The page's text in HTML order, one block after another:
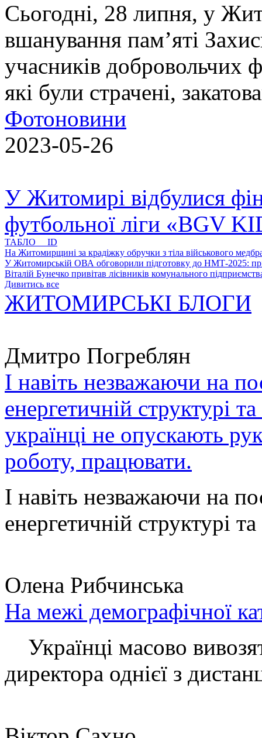
Сьогодні, 28 липня, у
вшанування пам’яті
учасників добровольчих
які були страчені,
Фотоновини
2023-05-26
У Житомирі відбулися
футбольної ліги «BGV
ТАБЛО ID
На Житомирщині за крадіжку обручки з тіла військового
У Житомирській ОВА обговорили підготовку до НМТ-2025:
Віталій Бунечко привітав лісівників комунального
Дивитись все
ЖИТОМИРСЬКІ БЛОГИ
Дмитро Погреблян
І навіть незважаючи на
енергетичній структурі
українці не опускають
роботу, працювати.
І навіть незважаючи на
енергетичній структурі
Олена Рибчинська
На межі демографічної
Українці масово
директора однієї з